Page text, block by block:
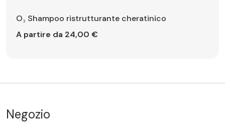
O₃ Shampoo ristrutturante cheratinico
A partire da 24,00 €
Negozio